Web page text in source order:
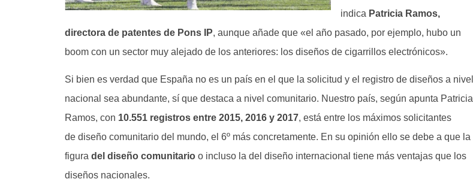
indica Patricia Ramos,
directora de patentes de Pons IP, aunque añade que «el año pasado, por ejemplo, hubo un
boom con un sector muy alejado de los anteriores: los diseños de cigarrillos electrónicos».
Si bien es verdad que España no es un país en el que la solicitud y el registro de diseños a nivel
nacional sea abundante, sí que destaca a nivel comunitario. Nuestro país, según apunta Patricia
Ramos, con 10.551 registros entre 2015, 2016 y 2017, está entre los máximos solicitantes
de diseño comunitario del mundo, el 6º más concretamente. En su opinión ello se debe a que la
figura del diseño comunitario o incluso la del diseño internacional tiene más ventajas que los
diseños nacionales.